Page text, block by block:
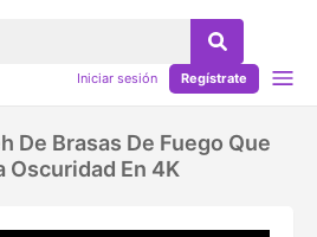
Iniciar sesión Regístrate
De Brasas De Fuego Que
Oscuridad En 4K